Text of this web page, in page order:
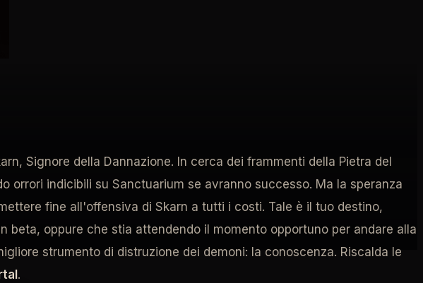
Signore della Dannazione. In cerca dei frammenti della Pietra del
orrori indicibili su Sanctuarium se avranno successo. Ma la speranza
fine all'offensiva di Skarn a tutti i costi. Tale è il tuo destino,
beta, oppure che stia attendendo il momento opportuno per andare alla
strumento di distruzione dei demoni: la conoscenza. Riscalda le
.